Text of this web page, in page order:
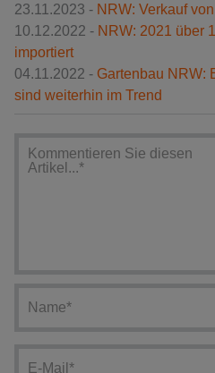
23.11.2023 - NRW: Verkauf
10.12.2022 - NRW: 2021 über
importiert
04.11.2022 - Gartenbau NRW:
sind weiterhin im Trend